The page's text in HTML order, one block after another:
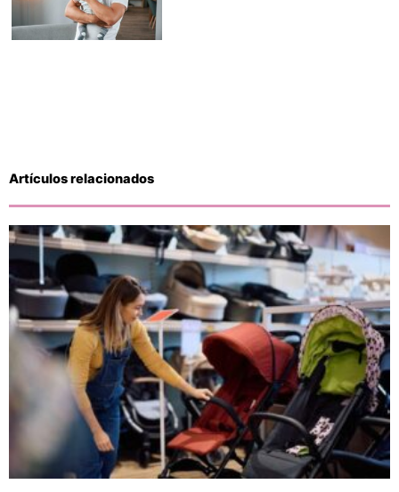
Artículos relacionados